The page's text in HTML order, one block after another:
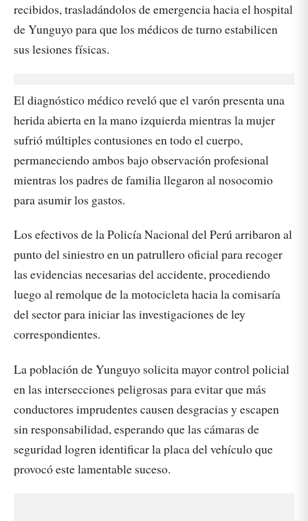
recibidos, trasladándolos de emergencia hacia el hospital
de Yunguyo para que los médicos de turno estabilicen
sus lesiones físicas.
El diagnóstico médico reveló que el varón presenta una
herida abierta en la mano izquierda mientras la mujer
sufrió múltiples contusiones en todo el cuerpo,
permaneciendo ambos bajo observación profesional
mientras los padres de familia llegaron al nosocomio
para asumir los gastos.
Los efectivos de la Policía Nacional del Perú arribaron al
punto del siniestro en un patrullero oficial para recoger
las evidencias necesarias del accidente, procediendo
luego al remolque de la motocicleta hacia la comisaría
del sector para iniciar las investigaciones de ley
correspondientes.
La población de Yunguyo solicita mayor control policial
en las intersecciones peligrosas para evitar que más
conductores imprudentes causen desgracias y escapen
sin responsabilidad, esperando que las cámaras de
seguridad logren identificar la placa del vehículo que
provocó este lamentable suceso.